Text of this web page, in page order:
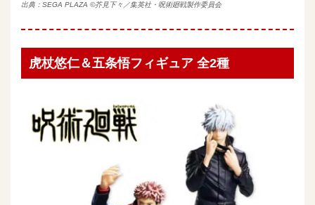
出典： SEGA PLAZA ©芥見下々／集英社・呪術廻戦製作委員会
虎杖悠仁＆五条悟フィギュア 全2種